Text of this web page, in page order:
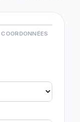
COORDONNÉES